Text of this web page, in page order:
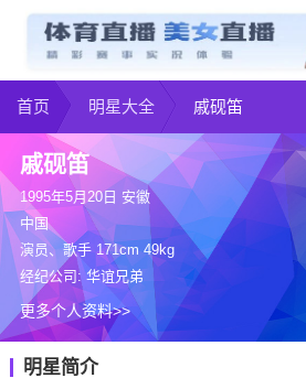
首页 明星大全 戚砚笛
戚砚笛
1995年5月20日 安徽
中国
演员、歌手 171cm 49kg
经纪公司: 华谊兄弟
更多个人资料>>
明星简介